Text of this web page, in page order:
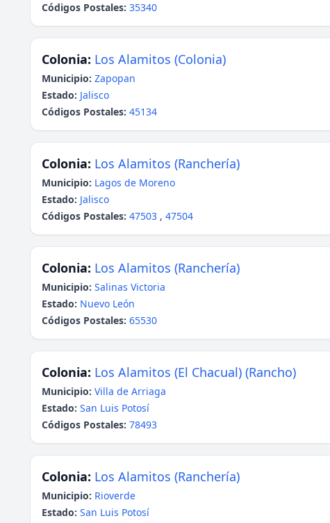
Códigos Postales: 35340
Colonia: Los Alamitos (Colonia)
Municipio: Zapopan
Estado: Jalisco
Códigos Postales: 45134
Colonia: Los Alamitos (Ranchería)
Municipio: Lagos de Moreno
Estado: Jalisco
Códigos Postales: 47503 , 47504
Colonia: Los Alamitos (Ranchería)
Municipio: Salinas Victoria
Estado: Nuevo León
Códigos Postales: 65530
Colonia: Los Alamitos (El Chacual) (Rancho)
Municipio: Villa de Arriaga
Estado: San Luis Potosí
Códigos Postales: 78493
Colonia: Los Alamitos (Ranchería)
Municipio: Rioverde
Estado: San Luis Potosí